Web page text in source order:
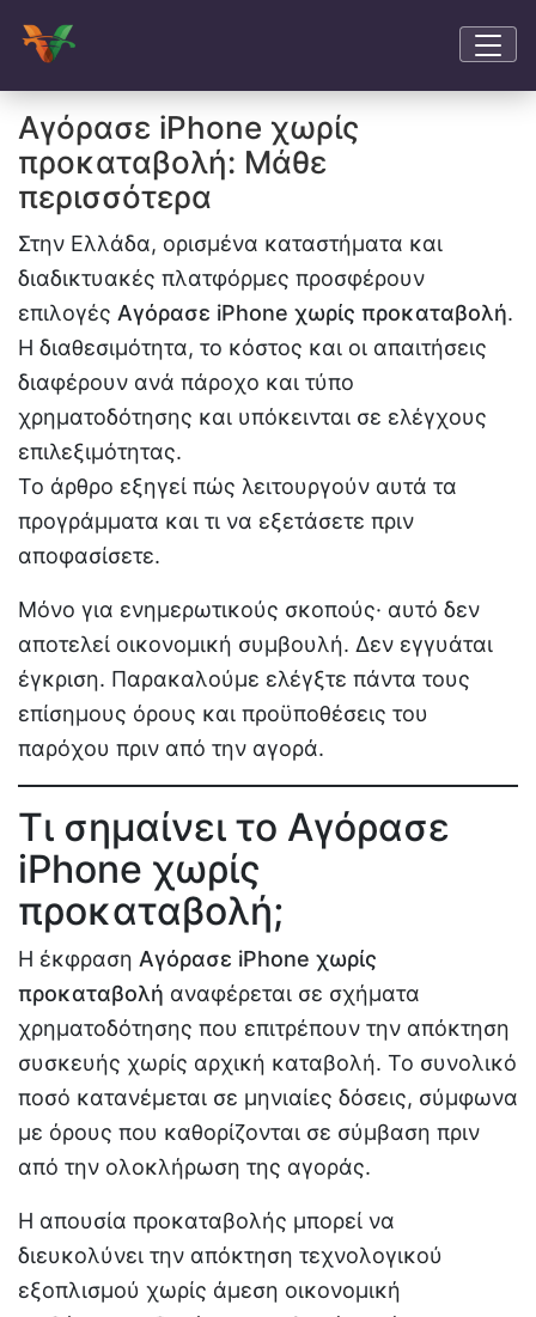
Αγόρασε iPhone χωρίς
προκαταβολή: Μάθε
περισσότερα
Στην Ελλάδα, ορισμένα καταστήματα και
διαδικτυακές πλατφόρμες προσφέρουν
επιλογές Αγόρασε iPhone χωρίς προκαταβολή.
Η διαθεσιμότητα, το κόστος και οι απαιτήσεις
διαφέρουν ανά πάροχο και τύπο
χρηματοδότησης και υπόκεινται σε ελέγχους
επιλεξιμότητας.
Το άρθρο εξηγεί πώς λειτουργούν αυτά τα
προγράμματα και τι να εξετάσετε πριν
αποφασίσετε.
Μόνο για ενημερωτικούς σκοπούς· αυτό δεν
αποτελεί οικονομική συμβουλή. Δεν εγγυάται
έγκριση. Παρακαλούμε ελέγξτε πάντα τους
επίσημους όρους και προϋποθέσεις του
παρόχου πριν από την αγορά.
Τι σημαίνει το Αγόρασε
iPhone χωρίς
προκαταβολή;
Η έκφραση Αγόρασε iPhone χωρίς
προκαταβολή αναφέρεται σε σχήματα
χρηματοδότησης που επιτρέπουν την απόκτηση
συσκευής χωρίς αρχική καταβολή. Το συνολικό
ποσό κατανέμεται σε μηνιαίες δόσεις, σύμφωνα
με όρους που καθορίζονται σε σύμβαση πριν
από την ολοκλήρωση της αγοράς.
Η απουσία προκαταβολής μπορεί να
διευκολύνει την απόκτηση τεχνολογικού
εξοπλισμού χωρίς άμεση οικονομική